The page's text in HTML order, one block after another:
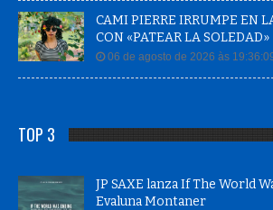
CAMI PIERRE IRRUMPE EN
CON «PATEAR LA SOLEDAD»
06 de agosto de 2026 às
TOP 3
JP SAXE lanza If The World
Evaluna Montaner